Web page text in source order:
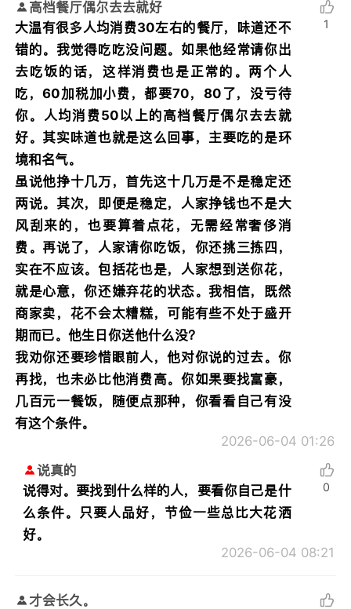
高档餐厅偶尔去去就好
大温有很多人均消费30左右的餐厅，味道还不
错的。我觉得吃吃没问题。如果他经常请你出
去吃饭的话，这样消费也是正常的。两个人
吃，60加税加小费，都要70，80了，没亏待
你。人均消费50以上的高档餐厅偶尔去去就
好。其实味道也就是这么回事，主要吃的是环
境和名气。
虽说他挣十几万，首先这十几万是不是稳定还
两说。其次，即便是稳定，人家挣钱也不是大
风刮来的，也要算着点花，无需经常奢侈消
费。再说了，人家请你吃饭，你还挑三拣四，
实在不应该。包括花也是，人家想到送你花，
就是心意，你还嫌弃花的状态。我相信，既然
商家卖，花不会太糟糕，可能有些不处于盛开
期而已。他生日你送他什么没？
我劝你还要珍惜眼前人，他对你说的过去。你
再找，也未必比他消费高。你如果要找富豪，
几百元一餐饭，随便点那种，你看看自己有没
有这个条件。
2026-06-04 01:26
1
说真的
说得对。要找到什么样的人，要看你自己是什
么条件。只要人品好，节俭一些总比大花洒
好。
2026-06-04 08:21
0
才会长久。